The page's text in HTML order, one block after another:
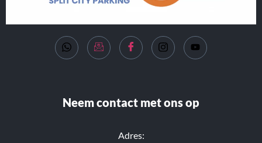
Neem contact met ons op
Adres: